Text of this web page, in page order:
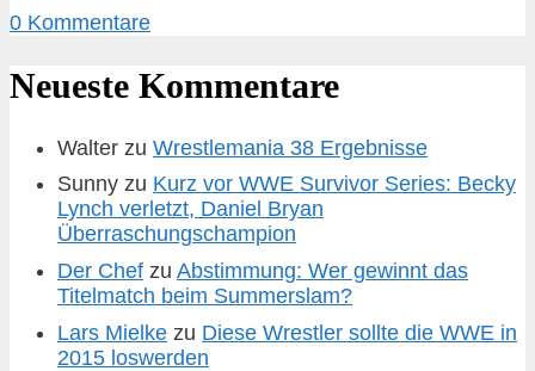
0 Kommentare
Neueste Kommentare
Walter zu Wrestlemania 38 Ergebnisse
Sunny zu Kurz vor WWE Survivor Series: Becky
Lynch verletzt, Daniel Bryan
Überraschungschampion
Der Chef zu Abstimmung: Wer gewinnt das
Titelmatch beim Summerslam?
Lars Mielke zu Diese Wrestler sollte die WWE in
2015 loswerden